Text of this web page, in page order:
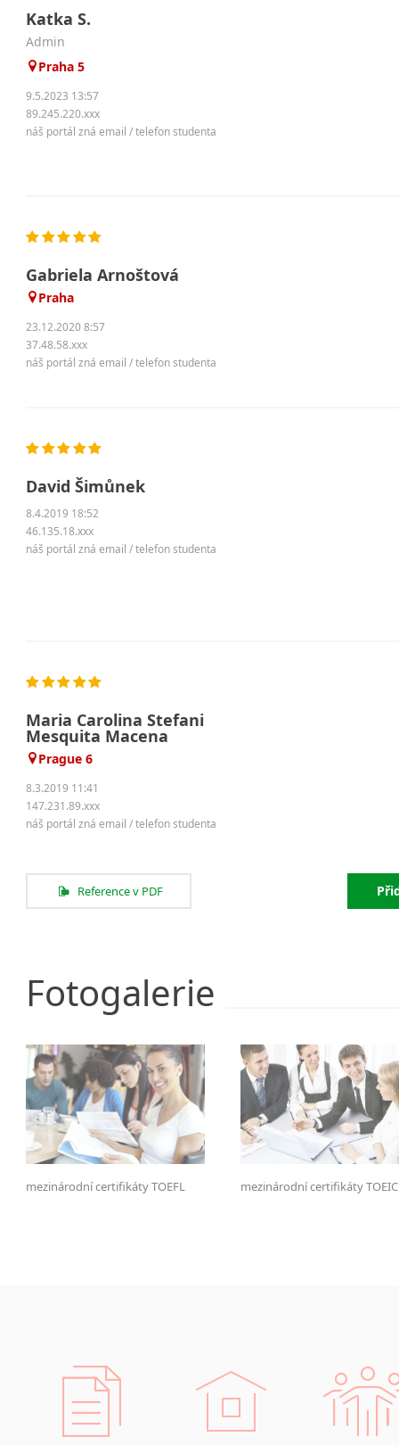
Katka S.
Admin
Praha 5
9.5.2023 13:57
89.245.220.xxx
náš portál zná email / telefon studenta
Gabriela Arnoštová
Praha
23.12.2020 8:57
37.48.58.xxx
náš portál zná email / telefon studenta
David Šimůnek
8.4.2019 18:52
46.135.18.xxx
náš portál zná email / telefon studenta
Maria Carolina Stefani
Mesquita Macena
Prague 6
8.3.2019 11:41
147.231.89.xxx
náš portál zná email / telefon studenta
Reference v PDF
Fotogalerie
mezinárodní certifikáty TOEFL mezinárodní certifikáty TOEIC